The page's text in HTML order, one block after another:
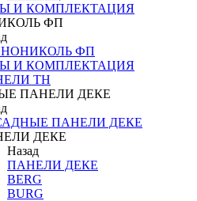
И КОМПЛЕКТАЦИЯ
ФП
ФП
И КОМПЛЕКТАЦИЯ
ТН
ПАНЕЛИ ДЕКЕ
ПАНЕЛИ ДЕКЕ
ДЕКЕ
Назад
ПАНЕЛИ ДЕКЕ
BERG
BURG